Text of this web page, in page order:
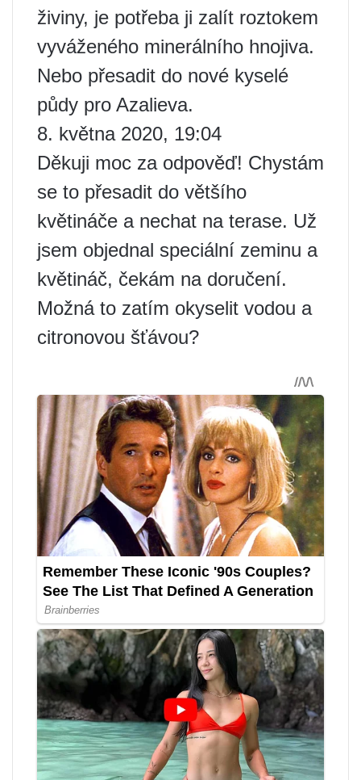
živiny, je potřeba ji zalít roztokem
vyváženého minerálního hnojiva.
Nebo přesadit do nové kyselé
půdy pro Azalieva.
8. května 2020, 19:04
Děkuji moc za odpověď! Chystám
se to přesadit do většího
květináče a nechat na terase. Už
jsem objednal speciální zeminu a
květináč, čekám na doručení.
Možná to zatím okyselit vodou a
citronovou šťávou?